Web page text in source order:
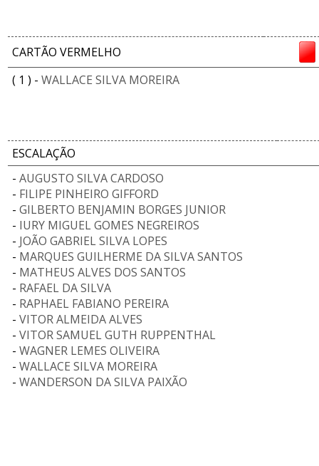
CARTÃO VERMELHO
( 1 ) - WALLACE SILVA MOREIRA
ESCALAÇÃO
- AUGUSTO SILVA CARDOSO
- FILIPE PINHEIRO GIFFORD
- GILBERTO BENJAMIN BORGES JUNIOR
- IURY MIGUEL GOMES NEGREIROS
- JOÃO GABRIEL SILVA LOPES
- MARQUES GUILHERME DA SILVA SANTOS
- MATHEUS ALVES DOS SANTOS
- RAFAEL DA SILVA
- RAPHAEL FABIANO PEREIRA
- VITOR ALMEIDA ALVES
- VITOR SAMUEL GUTH RUPPENTHAL
- WAGNER LEMES OLIVEIRA
- WALLACE SILVA MOREIRA
- WANDERSON DA SILVA PAIXÃO